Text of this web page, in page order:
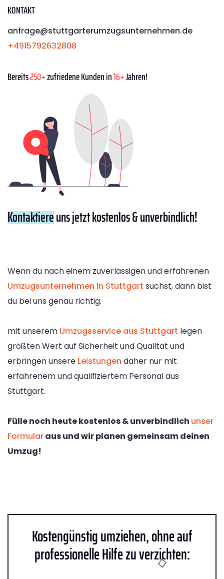
KONTAKT
anfrage@stuttgarterumzugsunternehmen.de
+4915792632808
Bereits250+zufriedene Kunden in16+Jahren!
Kontaktiereuns jetzt kostenlos & unverbindlich!
Wenn du nach einem zuverlässigen und erfahrenen
Umzugsunternehmen in Stuttgart suchst, dann bist
du bei uns genau richtig.
mit unserem Umzugsservice aus Stuttgart legen
größten Wert auf Sicherheit und Qualität und
erbringen unsere Leistungen daher nur mit
erfahrenem und qualifiziertem Personal aus
Stuttgart.
Fülle noch heute kostenlos & unverbindlich unser
Formularaus und wir planen gemeinsam deinen
Umzug!
Kostengünstig umziehen, ohne auf
professionelle Hilfe zu verzichten: